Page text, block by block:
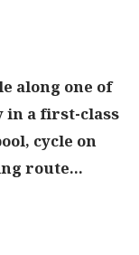
along one of
in a first-class
cycle on
route...